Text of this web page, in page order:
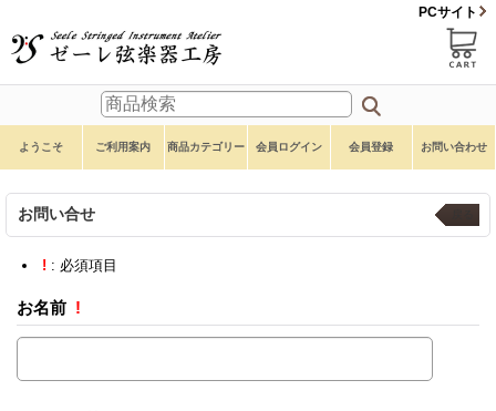
PCサイト
ようこそ ご利用案内 商品カテゴリー 会員ログイン 会員登録 お問い合わせ
お問い合せ
! : 必須項目
お名前 !